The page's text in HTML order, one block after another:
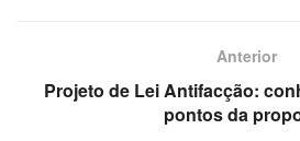
Anterior
Projeto de Lei Antifacção:
pontos da